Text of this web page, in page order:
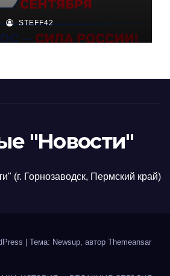
STEFF42
"Новости"
(г. Горнозаводск, Пермский край)
Тема: Newsup, автор Themeansar